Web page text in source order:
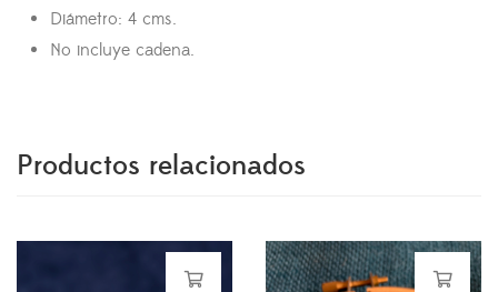
Diámetro: 4 cms.
No incluye cadena.
Productos relacionados